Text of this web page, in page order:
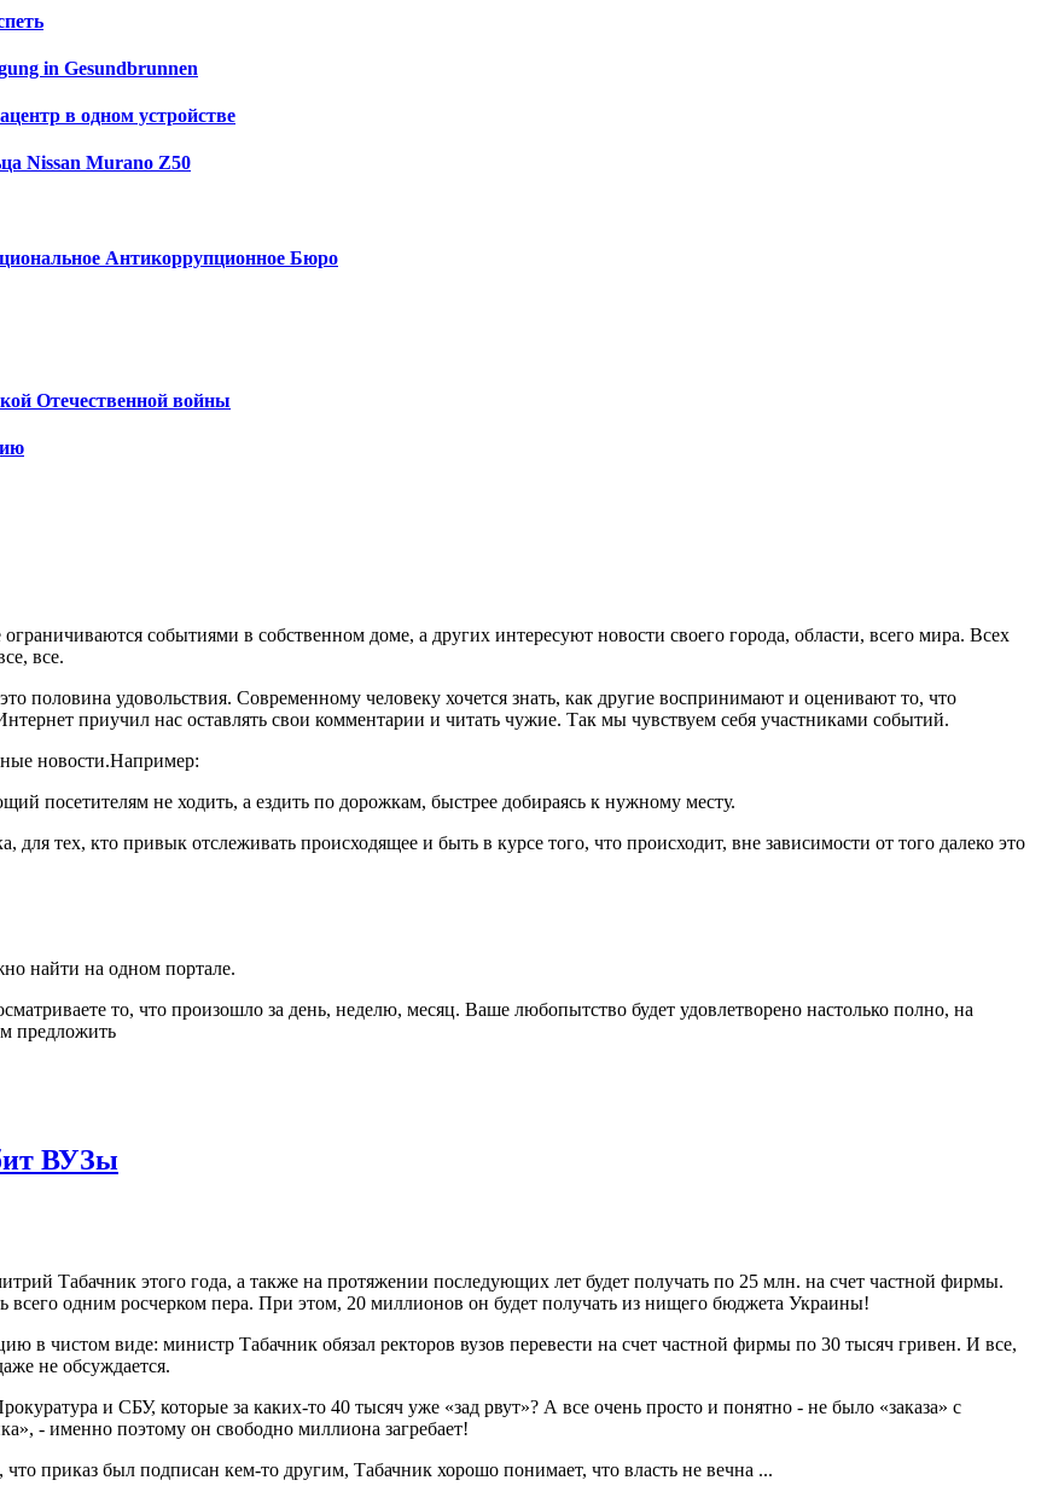
in Gesundbrunnen
в одном устройстве
Nissan Murano Z50
Антикоррупционное Бюро
Отечественной войны
событиями в собственном доме, а других интересуют новости своего города, области, всего мира. Всех
все.
половина удовольствия. Современному человеку хочется знать, как другие воспринимают и оценивают то, что
приучил нас оставлять свои комментарии и читать чужие. Так мы чувствуем себя участниками событий.
новости.Например:
посетителям не ходить, а ездить по дорожкам, быстрее добираясь к нужному месту.
тех, кто привык отслеживать происходящее и быть в курсе того, что происходит, вне зависимости от того далеко это
найти на одном портале.
то, что произошло за день, неделю, месяц. Ваше любопытство будет удовлетворено настолько полно, на
предложить
ВУЗы
Табачник этого года, а также на протяжении последующих лет будет получать по 25 млн. на счет частной фирмы.
всего одним росчерком пера. При этом, 20 миллионов он будет получать из нищего бюджета Украины!
в чистом виде: министр Табачник обязал ректоров вузов перевести на счет частной фирмы по 30 тысяч гривен. И все,
не обсуждается.
и СБУ, которые за каких-то 40 тысяч уже «зад рвут»? А все очень просто и понятно - не было «заказа» с
- именно поэтому он свободно миллиона загребает!
что приказ был подписан кем-то другим, Табачник хорошо понимает, что власть не вечна ...